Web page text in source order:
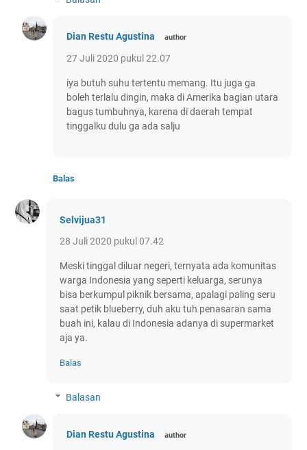
Dian Restu Agustina
27 Juli 2020 pukul 22.07
iya butuh suhu tertentu memang. Itu juga ga
boleh terlalu dingin, maka di Amerika bagian utara
bagus tumbuhnya, karena di daerah tempat
tinggalku dulu ga ada salju
Balas
Selvijua31
28 Juli 2020 pukul 07.42
Meski tinggal diluar negeri, ternyata ada komunitas
warga Indonesia yang seperti keluarga, serunya
bisa berkumpul piknik bersama, apalagi paling seru
saat petik blueberry, duh aku tuh penasaran sama
buah ini, kalau di Indonesia adanya di supermarket
aja ya.
Balas
Balasan
Dian Restu Agustina